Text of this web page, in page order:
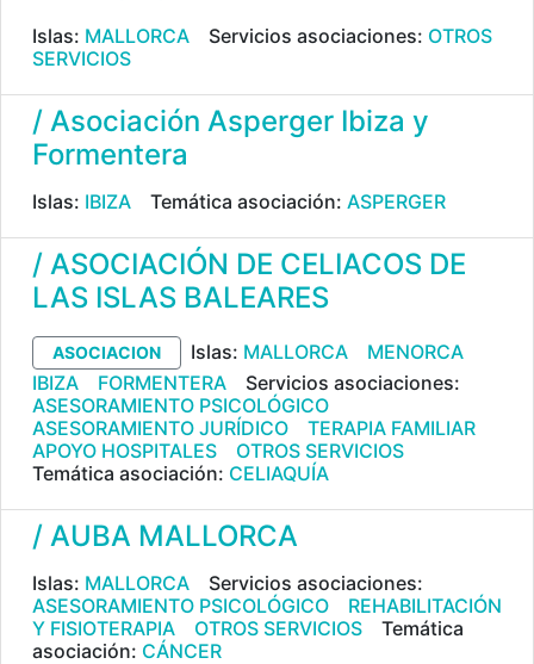
Islas: MALLORCA Servicios asociaciones: OTROS
SERVICIOS
/ Asociación Asperger Ibiza y
Formentera
Islas: IBIZA Temática asociación: ASPERGER
/ ASOCIACIÓN DE CELIACOS DE
LAS ISLAS BALEARES
ASOCIACION Islas: MALLORCA
MENORCA
IBIZA
FORMENTERA
Servicios asociaciones:
ASESORAMIENTO PSICOLÓGICO
ASESORAMIENTO JURÍDICO
TERAPIA FAMILIAR
APOYO HOSPITALES
OTROS SERVICIOS
Temática asociación: CELIAQUÍA
/ AUBA MALLORCA
Islas: MALLORCA
Servicios asociaciones:
ASESORAMIENTO PSICOLÓGICO
REHABILITACIÓN
Y FISIOTERAPIA
OTROS SERVICIOS
Temática
asociación: CÁNCER